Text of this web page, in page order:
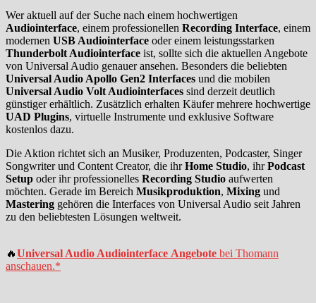
Wer aktuell auf der Suche nach einem hochwertigen
Audiointerface, einem professionellen Recording Interface, einem
modernen USB Audiointerface oder einem leistungsstarken
Thunderbolt Audiointerface ist, sollte sich die aktuellen Angebote
von Universal Audio genauer ansehen. Besonders die beliebten
Universal Audio Apollo Gen2 Interfaces und die mobilen
Universal Audio Volt Audiointerfaces sind derzeit deutlich
günstiger erhältlich. Zusätzlich erhalten Käufer mehrere hochwertige
UAD Plugins, virtuelle Instrumente und exklusive Software
kostenlos dazu.
Die Aktion richtet sich an Musiker, Produzenten, Podcaster, Singer
Songwriter und Content Creator, die ihrHome Studio, ihrPodcast
Setup oder ihr professionelles Recording Studio aufwerten
möchten. Gerade im Bereich Musikproduktion, Mixing und
Mastering gehören die Interfaces von Universal Audio seit Jahren
zu den beliebtesten Lösungen weltweit.
🔥Universal Audio Audiointerface Angebote bei Thomann
anschauen.*